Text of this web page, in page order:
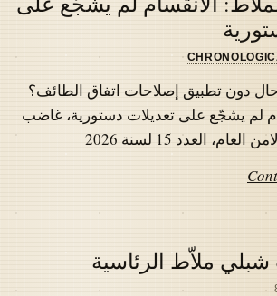
Latest
articles
حال دون تطبيق إصلاحات اتفاق الطائف؟
لم يشجّع على تعديلات دستورية، غاضب
العدد 15 لسنة 2026
ملاّط الرئاسية